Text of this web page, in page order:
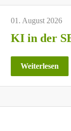
01. August 2026
KI in der
Weiterlesen